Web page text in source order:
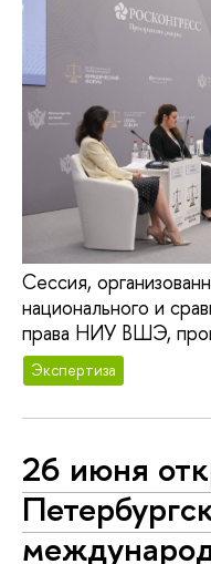
Сессия,
национального и
права НИУ ВШЭ,
Экспертиза
26 июня